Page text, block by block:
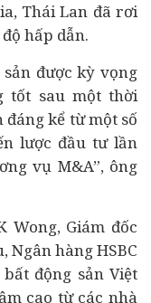
Thái Lan đã rơi
hấp dẫn.
được kỳ vọng
tốt sau một thời
kể từ một số
lược đầu tư lần
vụ M&A”, ông
Wong, Giám đốc
Ngân hàng HSBC
động sản Việt
cao từ các nhà